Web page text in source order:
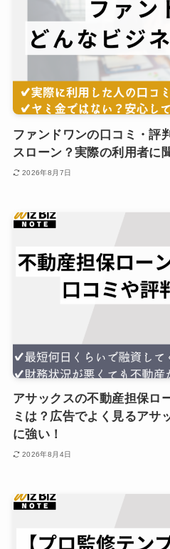
ファンドワンの口コミ・評
スローン？実際の利用者に
2026年8月7日
アサックスの不動産担保ロ
ミは？広告でよく見るアサ
に強い！
2026年8月4日